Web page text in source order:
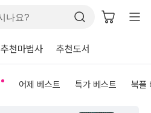
추천마법사 추천도서
어제 베스트 특가 베스트 북플